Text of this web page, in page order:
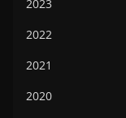
2023
2022
2021
2020